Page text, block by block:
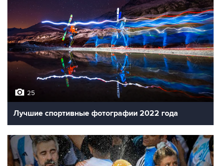
25
Лучшие спортивные фотографии 2022 года